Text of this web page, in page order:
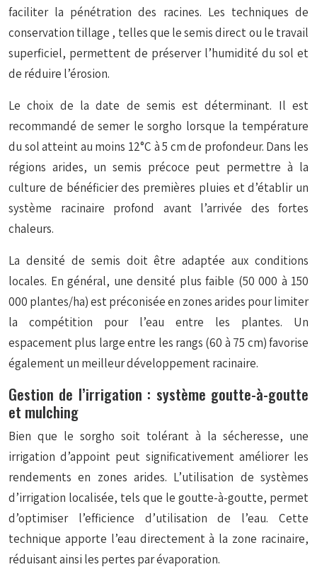
faciliter la pénétration des racines. Les techniques de
conservation tillage , telles que le semis direct ou le travail
superficiel, permettent de préserver l’humidité du sol et
de réduire l’érosion.
Le choix de la date de semis est déterminant. Il est
recommandé de semer le sorgho lorsque la température
du sol atteint au moins 12°C à 5 cm de profondeur. Dans les
régions arides, un semis précoce peut permettre à la
culture de bénéficier des premières pluies et d’établir un
système racinaire profond avant l’arrivée des fortes
chaleurs.
La densité de semis doit être adaptée aux conditions
locales. En général, une densité plus faible (50 000 à 150
000 plantes/ha) est préconisée en zones arides pour limiter
la compétition pour l’eau entre les plantes. Un
espacement plus large entre les rangs (60 à 75 cm) favorise
également un meilleur développement racinaire.
Gestion de l’irrigation : système goutte-à-goutte
et mulching
Bien que le sorgho soit tolérant à la sécheresse, une
irrigation d’appoint peut significativement améliorer les
rendements en zones arides. L’utilisation de systèmes
d’irrigation localisée, tels que le goutte-à-goutte, permet
d’optimiser l’efficience d’utilisation de l’eau. Cette
technique apporte l’eau directement à la zone racinaire,
réduisant ainsi les pertes par évaporation.